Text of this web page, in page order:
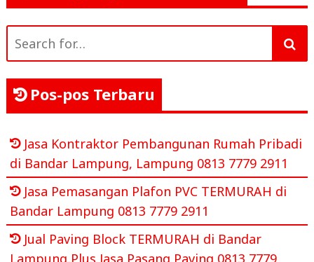
for:
Pos-pos Terbaru
Jasa Kontraktor Pembangunan Rumah Pribadi
di Bandar Lampung, Lampung 0813 7779 2911
Jasa Pemasangan Plafon PVC TERMURAH di
Bandar Lampung 0813 7779 2911
Jual Paving Block TERMURAH di Bandar
Lampung,Plus Jasa Pasang Paving 0813 7779